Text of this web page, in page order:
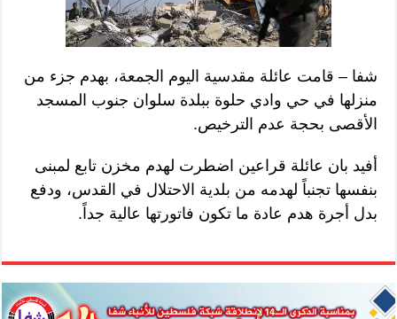
شفا – قامت عائلة مقدسية اليوم الجمعة، بهدم جزء من
منزلها في حي وادي حلوة ببلدة سلوان جنوب المسجد
الأقصى بحجة عدم الترخيص.
أفيد بان عائلة قراعين اضطرت لهدم مخزن تابع لمبنى
بنفسها تجنباً لهدمه من بلدية الاحتلال في القدس، ودفع
بدل أجرة هدم عادة ما تكون فاتورتها عالية جداً.